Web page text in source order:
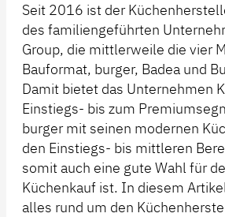
Seit 2016 ist der
des familiengeführten
Group, die mittlerweile die vier
Bauformat, burger, Badea und
Damit bietet das Unternehmen
Einstiegs- bis zum
burger mit seinen modernen
den Einstiegs- bis mittleren
somit auch eine gute Wahl für
Küchenkauf ist. In diesem
alles rund um den